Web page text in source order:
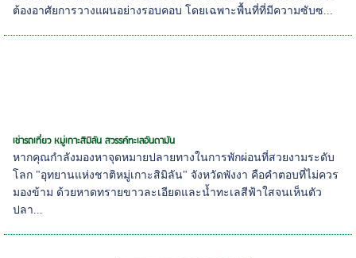
ต้องอาศัยการวางแผนอย่างรอบคอบ โดยเฉพาะพื้นที่ที่มีความซับซ...
เช่ารถเที่ยว หมู่เกาะสิมิลัน สวรรค์ทะเลอันดามัน
หากคุณกำลังมองหาจุดหมายปลายทางในการพักผ่อนที่สวยงามระดับ
โลก "อุทยานแห่งชาติหมู่เกาะสิมิลัน" จังหวัดพังงา คือคำตอบที่ไม่ควร
มองข้าม ด้วยหาดทรายขาวละเอียดและน้ำทะเลสีฟ้าใสจนเห็นตัว
ปลา...